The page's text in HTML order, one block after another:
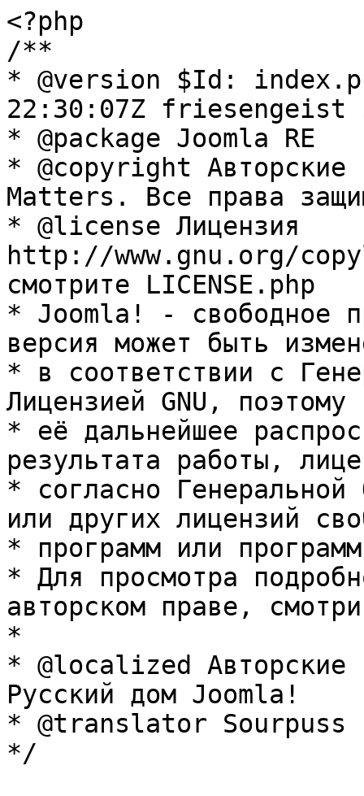
<?php
/**
* @version $Id:
22:30:07Z friesengeist
* @package Joomla RE
* @copyright Авторские
Matters. Все права
* @license Лицензия
http://www.gnu.org/
смотрите LICENSE.php
* Joomla! - свободное
версия может быть
* в соответствии с
Лицензией GNU, поэтому
* её дальнейшее
результата работы,
* согласно Генеральной
или других лицензий
* программ или
* Для просмотра
авторском праве,
*
* @localized Авторские
Русский дом Joomla!
* @translator Sourpuss
*/